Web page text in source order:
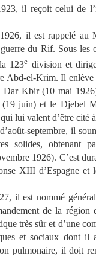
il reçoit celui de
il est rappelé au
du Rif. Sous les
123e division et
Abd-el-Krim. Il enlève
Dar Kbir (10 mai
juin) et le Djebel
lui valent d’être cité
septembre, il
solides, obtenant
1926). C’est
XIII d’Espagne et
est nommé général
de la
très sûr et d’une
et sociaux dont il
pulmonaire, il doit